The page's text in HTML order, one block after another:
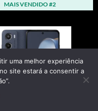
MAIS VENDIDO #2
uma melhor experiência
site estará a consentir a